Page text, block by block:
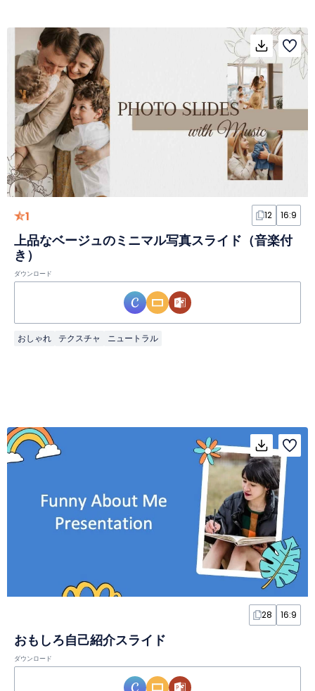
1 12 16:9
上品なベージュのミニマル写真スライド（音楽付
き）
ダウンロード
おしゃれ テクスチャ ニュートラル
28 16:9
おもしろ自己紹介スライド
ダウンロード